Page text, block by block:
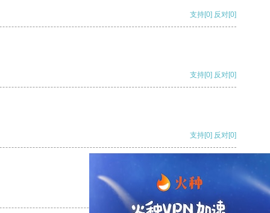
支持[0] 反对[0]
支持[0] 反对[0]
支持[0] 反对[0]